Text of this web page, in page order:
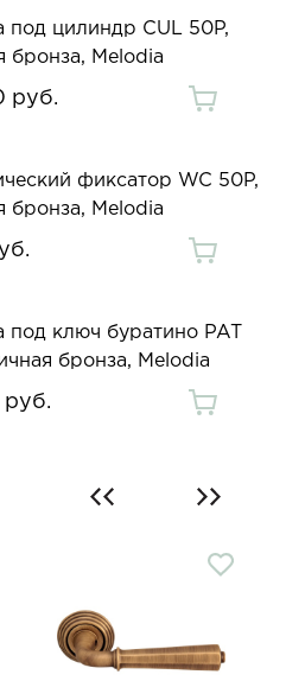
под цилиндр CUL 50P,
бронза, Melodia
руб.
фиксатор WC 50P,
бронза, Melodia
под ключ буратино PAT
бронза, Melodia
руб.